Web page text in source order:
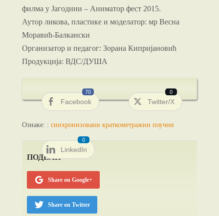
филма у Јагодини – Аниматор фест 2015.
Аутор ликова, пластике и моделатор: мр Весна
Моравић-Балкански
Организатор и педагог: Зорана Кипријановић
Продукција: ВДС/ДУША
Facebook
70
Twitter/X
0
LinkedIn
0
Ознаке: : синхронизовани краткометражни поучни
ПОДЕЛИ
Share on Google+
Share on Twitter